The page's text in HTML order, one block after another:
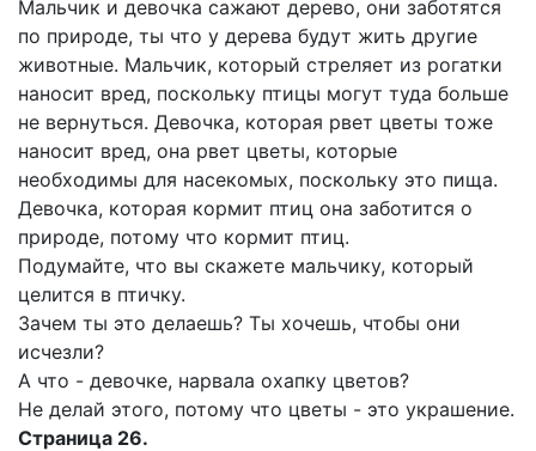
Мальчик и девочка сажают дерево, они заботятся
по природе, ты что у дерева будут жить другие
животные. Мальчик, который стреляет из рогатки
наносит вред, поскольку птицы могут туда больше
не вернуться. Девочка, которая рвет цветы тоже
наносит вред, она рвет цветы, которые
необходимы для насекомых, поскольку это пища.
Девочка, которая кормит птиц она заботится о
природе, потому что кормит птиц.
Подумайте, что вы скажете мальчику, который
целится в птичку.
Зачем ты это делаешь? Ты хочешь, чтобы они
исчезли?
А что - девочке, нарвала охапку цветов?
Не делай этого, потому что цветы - это украшение.
Страница 26.